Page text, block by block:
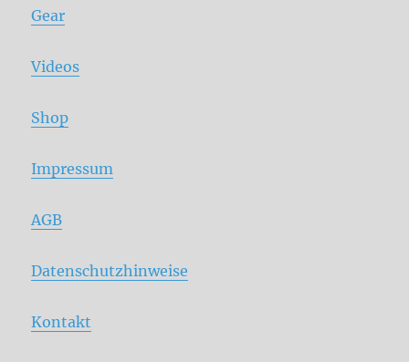
Gear
Videos
Shop
Impressum
AGB
Datenschutzhinweise
Kontakt